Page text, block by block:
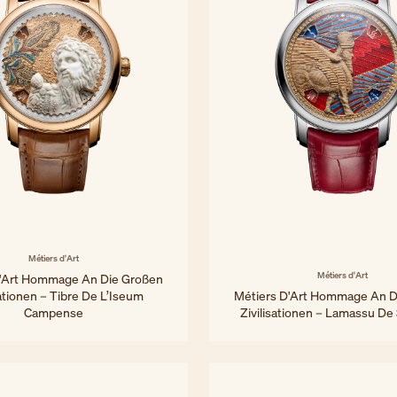
Métiers d'Art
Hommage An Die Großen
– Tibre De L’Iseum
Campense
Métiers d'Art
Métiers D'Art Hommage An
Zivilisationen – Lamassu De